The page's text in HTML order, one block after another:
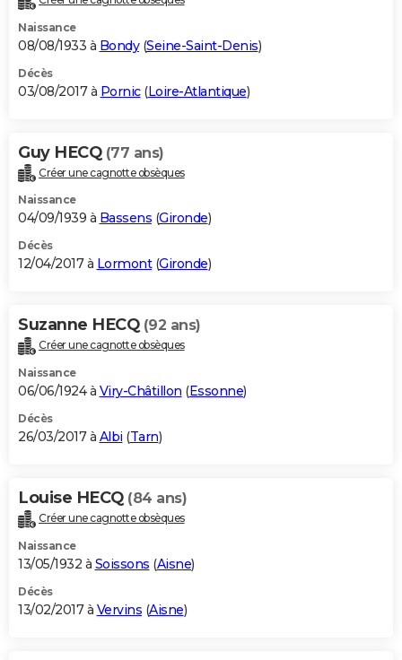
Naissance
08/08/1933 à Bondy(Seine-Saint-Denis)
Décès
03/08/2017 à Pornic(Loire-Atlantique)
Guy HECQ (77 ans)
Créer une cagnotte obsèques
Naissance
04/09/1939 à Bassens (Gironde)
Décès
12/04/2017 à Lormont(Gironde)
Suzanne HECQ (92 ans)
Créer une cagnotte obsèques
Naissance
06/06/1924 à Viry-Châtillon (Essonne)
Décès
26/03/2017 à Albi (Tarn)
Louise HECQ (84 ans)
Créer une cagnotte obsèques
Naissance
13/05/1932 à Soissons (Aisne)
Décès
13/02/2017 à Vervins (Aisne)